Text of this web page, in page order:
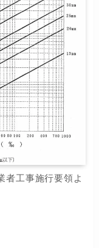
工事施行要領よ